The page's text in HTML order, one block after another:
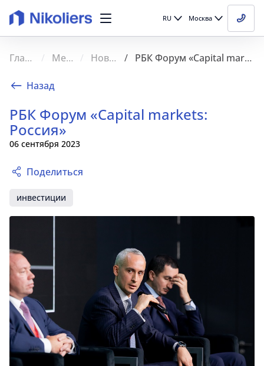
RU Москва
Главная Медиа Новости РБК Форум «Capital markets: Россия»
Назад
РБК Форум «Capital markets:
Россия»
06 сентября 2023
Поделиться
инвестиции